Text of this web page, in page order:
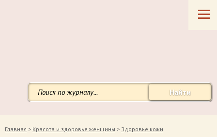
Найти
Главная > Красота и здоровье женщины > Здоровье кожи